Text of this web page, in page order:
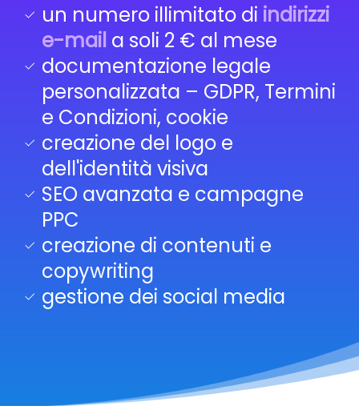
un numero illimitato di indirizzi
e-mail a soli 2 € al mese
documentazione legale
personalizzata – GDPR, Termini
e Condizioni, cookie
creazione del logo e
dell'identità visiva
SEO avanzata e campagne
PPC
creazione di contenuti e
copywriting
gestione dei social media